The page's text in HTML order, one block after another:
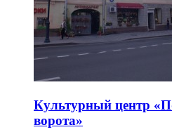
Культурный центр
ворота»